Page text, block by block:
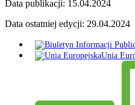
Data publikacji: 15.04.2024
Data ostatniej edycji: 29.04.2024
Unia